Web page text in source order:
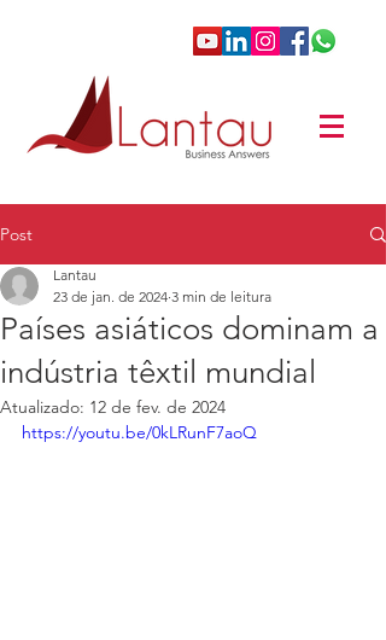
Post
Países asiáticos dominam a
indústria têxtil mundial
Lantau
23 de jan. de 2024 3 min de leitura
Atualizado: 12 de fev. de 2024
https://youtu.be/0kLRunF7aoQ